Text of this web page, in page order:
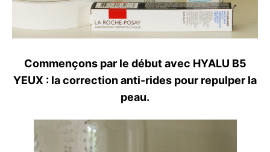
Commençons par le début avec HYALU B5
YEUX : la correction anti-rides pour repulper la
peau.